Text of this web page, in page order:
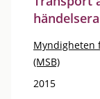
Myndigheten
(MSB)
2015